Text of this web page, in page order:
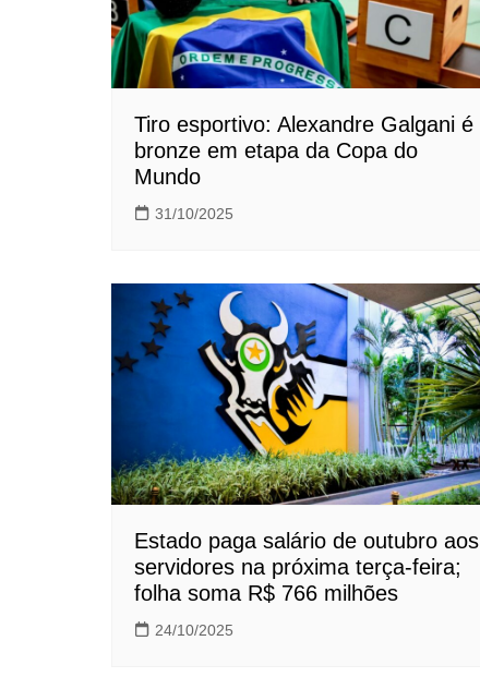
Tiro esportivo: Alexandre Galgani é
bronze em etapa da Copa do
Mundo
31/10/2025
Estado paga salário de outubro aos
servidores na próxima terça-feira;
folha soma R$ 766 milhões
24/10/2025